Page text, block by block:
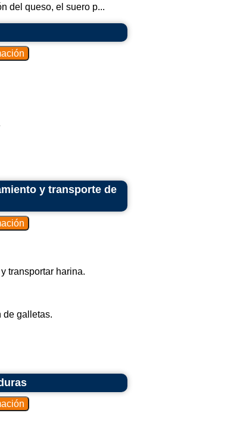
del queso, el suero p...
y transporte de
transportar harina.
de galletas.